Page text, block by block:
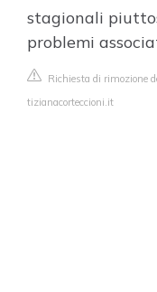
stagionali
problemi
Richiesta di rimozione
tizianacorteccioni.it